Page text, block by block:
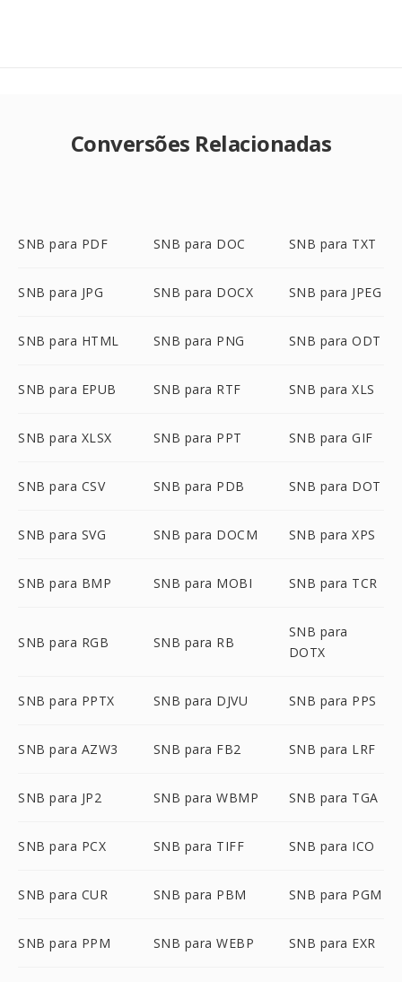
Conversões Relacionadas
SNB para PDF SNB para DOC SNB para TXT
SNB para JPG SNB para DOCX SNB para JPEG
SNB para HTML SNB para PNG SNB para ODT
SNB para EPUB SNB para RTF SNB para XLS
SNB para XLSX SNB para PPT SNB para GIF
SNB para CSV SNB para PDB SNB para DOT
SNB para SVG SNB para DOCM SNB para XPS
SNB para BMP SNB para MOBI SNB para TCR
SNB para RGB SNB para RB
SNB para
DOTX
SNB para PPTX SNB para DJVU SNB para PPS
SNB para AZW3 SNB para FB2 SNB para LRF
SNB para JP2 SNB para WBMP SNB para TGA
SNB para PCX SNB para TIFF SNB para ICO
SNB para CUR SNB para PBM SNB para PGM
SNB para PPM SNB para WEBP SNB para EXR